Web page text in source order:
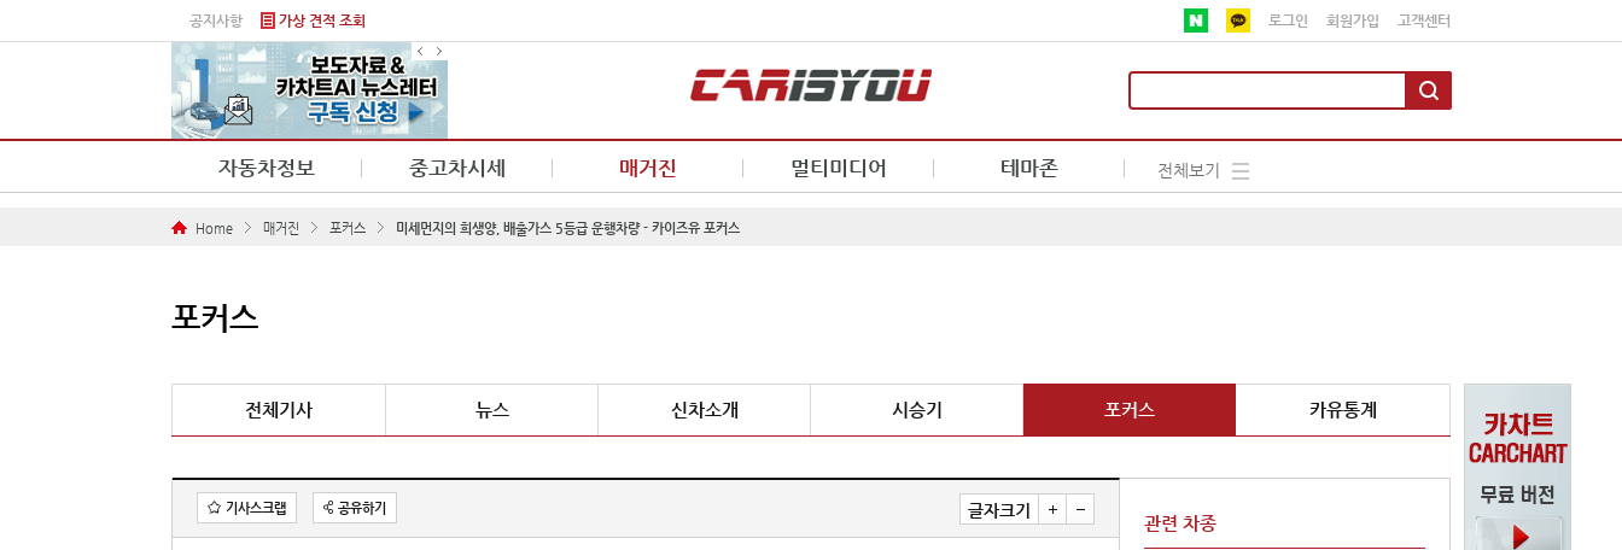
공지사항 가상 견적 조회 로그인 회원가입 고객센터
자동차정보 중고차시세 매거진 멀티미디어 테마존 전체보기
Home 매거진 포커스 미세먼지의 희생양, 배출가스 5등급 운행차량 - 카이즈유 포커스
포커스
전체기사 뉴스 신차소개 시승기 포커스 카유통계
기사스크랩 공유하기 글자크기
관련 차종